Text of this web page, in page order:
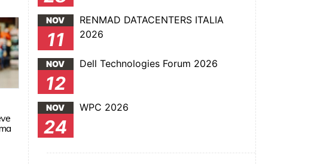
NOV
11
RENMAD DATACENTERS ITALIA
2026
NOV
12
Dell Technologies Forum 2026
NOV
24
WPC 2026